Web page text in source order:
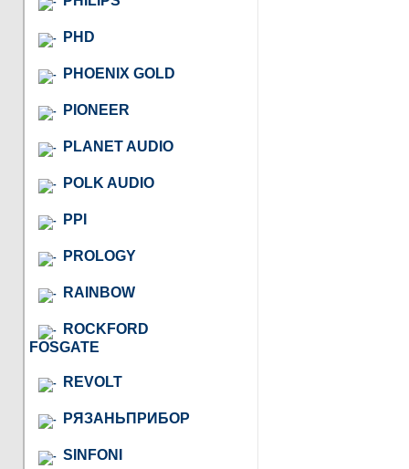
PHD
PHOENIX GOLD
PIONEER
PLANET AUDIO
POLK AUDIO
PPI
PROLOGY
RAINBOW
ROCKFORD
FOSGATE
REVOLT
РЯЗАНЬПРИБОР
SINFONI